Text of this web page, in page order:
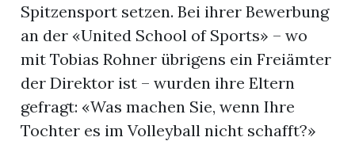
Spitzensport setzen. Bei ihrer Bewerbung
an der «United School of Sports» – wo
mit Tobias Rohner übrigens ein Freiämter
der Direktor ist – wurden ihre Eltern
gefragt: «Was machen Sie, wenn Ihre
Tochter es im Volleyball nicht schafft?»